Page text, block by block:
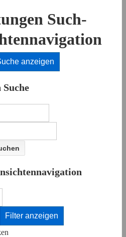
Such-
anzeigen
Filter anzeigen